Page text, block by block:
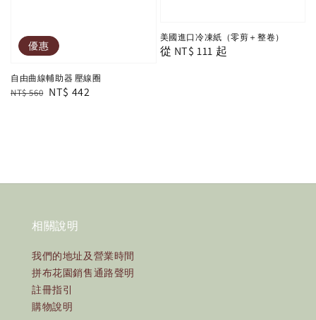
優惠
自由曲線輔助器 壓線圈
Regular
NT$ 560 Sale
NT$ 442
美國進口冷凍紙（零剪＋整卷）
Regular
從 NT$ 111 起
相關說明
我們的地址及營業時間
拼布花園銷售通路聲明
註冊指引
購物說明